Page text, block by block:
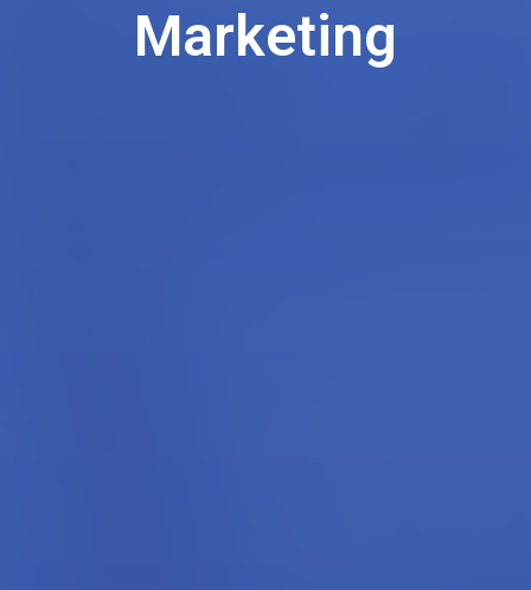
Marketing